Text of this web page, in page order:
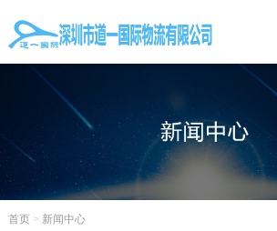
首页> 新闻中心